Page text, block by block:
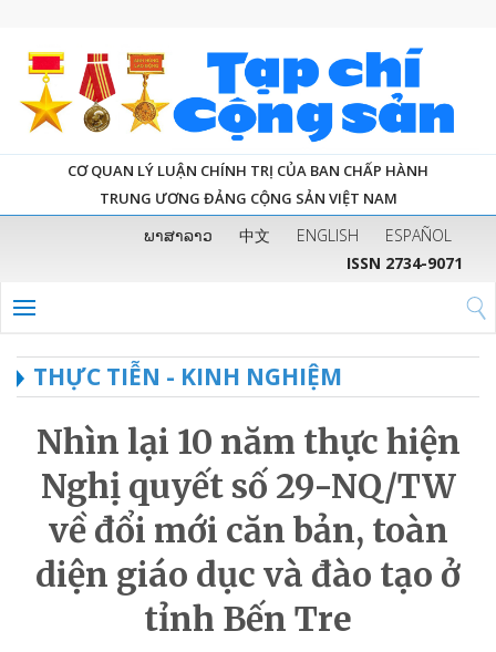
CƠ QUAN LÝ LUẬN CHÍNH TRỊ CỦA BAN CHẤP HÀNH
TRUNG ƯƠNG ĐẢNG CỘNG SẢN VIỆT NAM
ພາສາລາວ 中文 ENGLISH
ESPAÑOL
ISSN 2734-9071
THỰC TIỄN - KINH NGHIỆM
Nhìn lại 10 năm thực hiện
Nghị quyết số 29-NQ/TW
về đổi mới căn bản, toàn
diện giáo dục và đào tạo ở
tỉnh Bến Tre